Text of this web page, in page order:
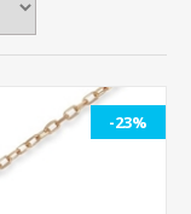
-23%